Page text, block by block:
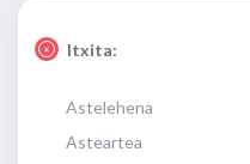
Itxita:
Astelehena
Asteartea